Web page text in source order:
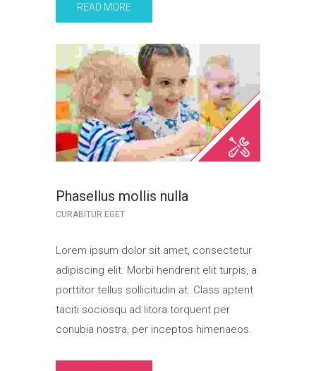
READ MORE
Phasellus mollis nulla
CURABITUR EGET
Lorem ipsum dolor sit amet, consectetur
adipiscing elit. Morbi hendrerit elit turpis, a
porttitor tellus sollicitudin at. Class aptent
taciti sociosqu ad litora torquent per
conubia nostra, per inceptos himenaeos.